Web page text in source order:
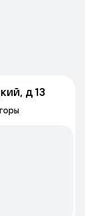
наблюдать
посетителей.
и тренажерных
д 13